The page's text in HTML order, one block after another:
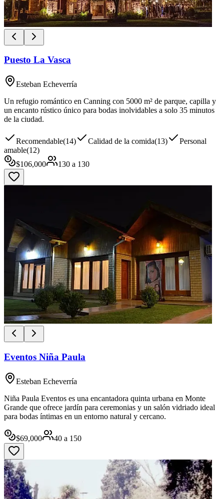
Puesto La Vasca
Esteban Echeverría
Un refugio romántico en Canning con 5000 m² de parque, capilla y
un encanto rústico único para bodas inolvidables a solo 35 minutos
de la ciudad.
Recomendable(14) Calidad de la comida(13)
Personal
amable(12)
$106,000 130 a 130
Eventos Niña Paula
Esteban Echeverría
Niña Paula Eventos es una encantadora quinta urbana en Monte
Grande que ofrece jardín para ceremonias y un salón vidriado ideal
para bodas íntimas en un entorno natural y cercano.
$69,000 40 a 150